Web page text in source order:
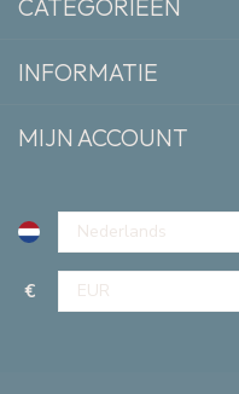
CATEGORIEËN
INFORMATIE
MIJN ACCOUNT
€